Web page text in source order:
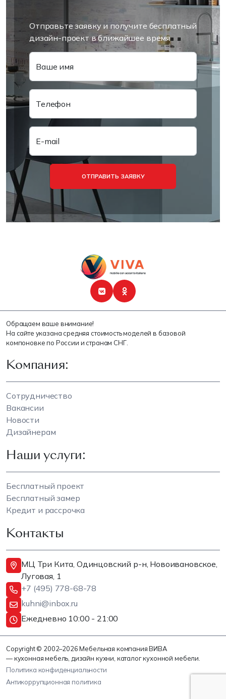
Отправьте заявку и получите бесплатный
дизайн-проект в ближайшее время
Ваше имя
Телефон
E-mail
ОТПРАВИТЬ ЗАЯВКУ
Обращаем ваше внимание!
На сайте указана средняя стоимость моделей в базовой
компоновке по России и странам СНГ.
Компания:
Сотрудничество
Вакансии
Новости
Дизайнерам
Наши услуги:
Бесплатный проект
Бесплатный замер
Кредит и рассрочка
Контакты
МЦ Три Кита, Одинцовский р-н, Новоивановское,
Луговая, 1
+7 (495) 778-68-78
kuhni@inbox.ru
Ежедневно 10:00 - 21:00
Copyright © 2002–2026 Мебельная компания ВИВА
— кухонная мебель, дизайн кухни, каталог кухонной мебели.
Политика конфиденциальности
Антикоррупционная политика